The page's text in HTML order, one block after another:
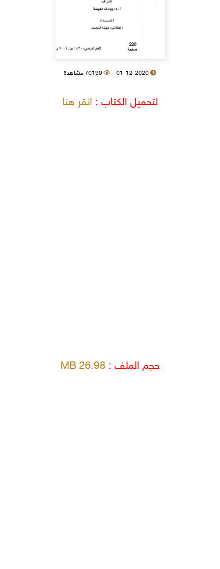
01-12-2020 70190 مشاهدة
لتحميل الكتاب :انقر هنا
حجم الملف : 26.98 MB